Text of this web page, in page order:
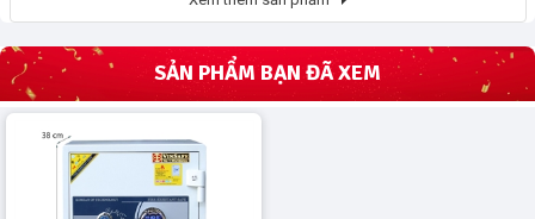
SẢN PHẨM BẠN ĐÃ XEM